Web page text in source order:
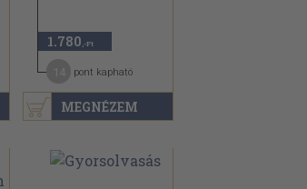
MEGNÉZEM
1.780 ,-Ft
pont kapható